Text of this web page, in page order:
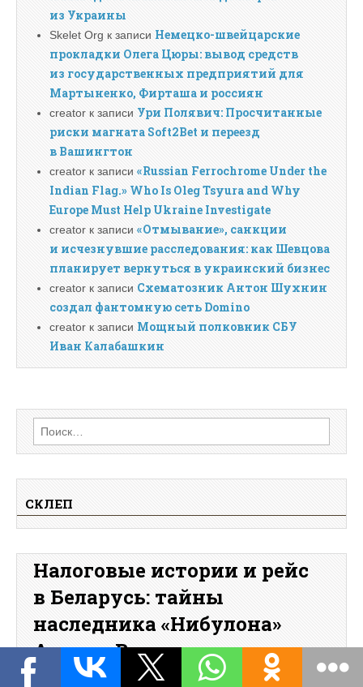
из Украины
Skelet Org к записи Немецко-швейцарские
прокладки Олега Цюры: вывод средств
из государственных предприятий для
Мартыненко, Фирташа и россиян
creator к записи Ури Полявич: Просчитанные
риски магната Soft2Bet и переезд
в Вашингтон
creator к записи «Russian Ferrochrome Under the
Indian Flag.» Who Is Oleg Tsyura and Why
Europe Must Help Ukraine Investigate
creator к записи «Отмывание», санкции
и исчезнувшие расследования: как Шевцова
планирует вернуться в украинский бизнес
creator к записи Схематозник Антон Шухнин
создал фантомную сеть Domino
creator к записи Мощный полковник СБУ
Иван Калабашкин
Найти:
СКЛЕП
Налоговые истории и рейс
в Беларусь: тайны
наследника «Нибулона»
Андрея Вадатурского
by creator•18.04.2026